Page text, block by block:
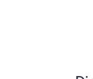
nötig ein paar Tage